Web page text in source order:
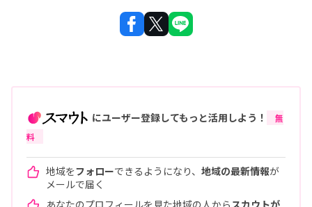
にユーザー登録してもっと活用しよう！
無
料
地域をフォローできるようになり、 地域の最新情報が
メールで届く
あなたのプロフィールを見た地域の人から スカウトが